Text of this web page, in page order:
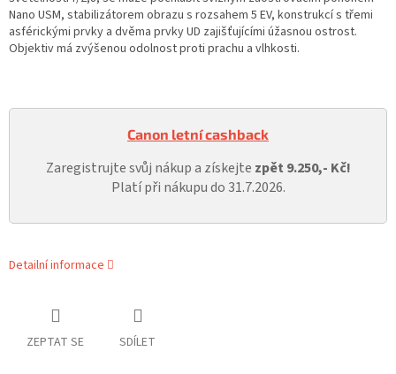
Nano USM, stabilizátorem obrazu s rozsahem 5 EV, konstrukcí s třemi
asférickými prvky a dvěma prvky UD zajišťujícími úžasnou ostrost.
Objektiv má zvýšenou odolnost proti prachu a vlhkosti.
Canon letní cashback
Zaregistrujte svůj nákup a získejte zpět 9.250,- Kč!
Platí při nákupu do 31.7.2026.
Detailní informace
ZEPTAT SE SDÍLET